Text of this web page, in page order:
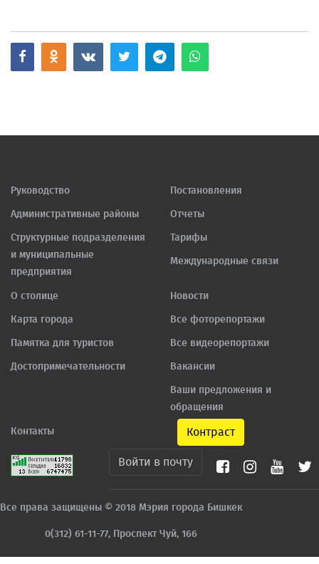
Руководство
Административные районы
Структурные подразделения
и муниципальные
предприятия
Постановления
Отчеты
Тарифы
Международные связи
О столице
Карта города
Памятка для туристов
Достопримечательности
Новости
Все фоторепортажи
Все видеорепортажи
Вакансии
Ваши предложения и
обращения
Контакты Контраст
Войти в почту
Все права защищены © 2018 Мэрия города Бишкек
0(312) 61-11-77, Проспект Чуй, 166